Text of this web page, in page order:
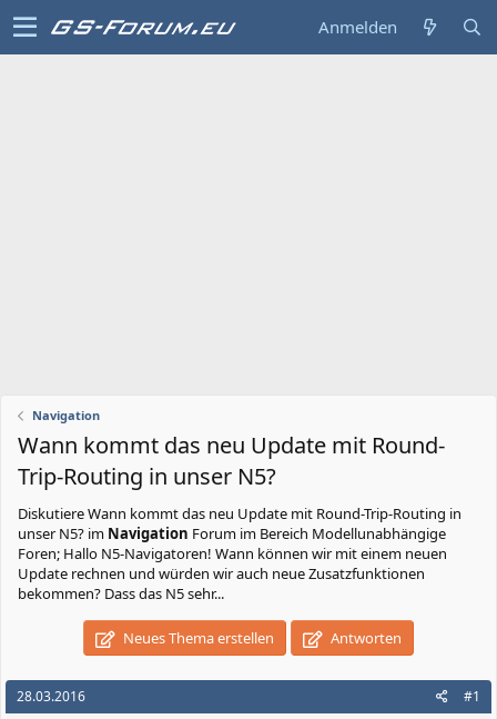
Anmelden
Navigation
Wann kommt das neu Update mit Round-
Trip-Routing in unser N5?
DiskutiereWann kommt das neu Update mit Round-Trip-Routing in
unser N5? im Navigation Forum im Bereich Modellunabhängige
Foren; Hallo N5-Navigatoren! Wann können wir mit einem neuen
Update rechnen und würden wir auch neue Zusatzfunktionen
bekommen? Dass das N5 sehr...
Neues Thema erstellen Antworten
28.03.2016 #1